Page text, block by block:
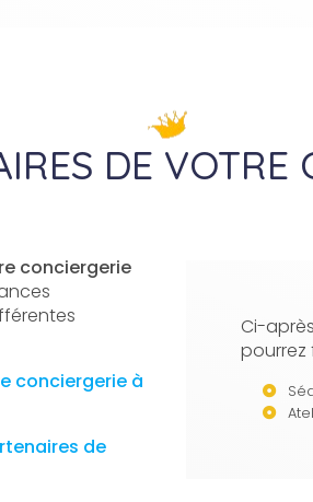
DE VOTRE
conciergerie
conciergerieà
de
Ci-
pourrez